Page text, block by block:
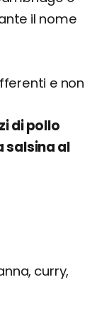
il nome
e non
di pollo
salsina al
curry,